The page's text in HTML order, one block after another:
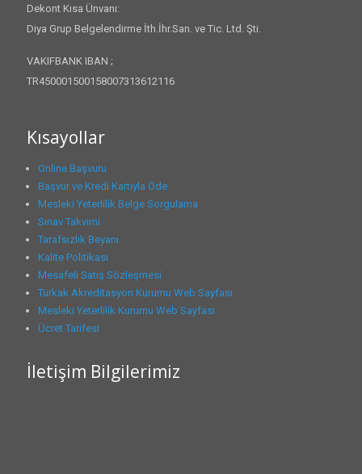
Dekont Kısa Ünvanı:
Diya Grup Belgelendirme İth.İhr.San. ve Tic. Ltd. Şti.
VAKIFBANK IBAN ;
TR450001500158007313612116
Kısayollar
Online Başvuru
Başvur ve Kredi Kartıyla Öde
Mesleki Yeterlilik Belge Sorgulama
Sınav Takvimi
Tarafsızlık Beyanı
Kalite Politikası
Mesafeli Satış Sözleşmesi
Türkak Akreditasyon Kurumu Web Sayfası
Mesleki Yeterlilik Kurumu Web Sayfası
Ücret Tarifesi
İletişim Bilgilerimiz